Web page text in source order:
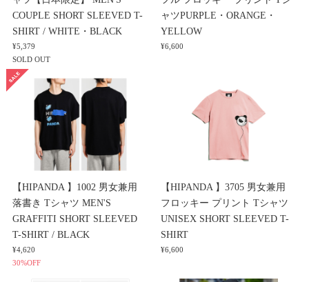
COUPLE SHORT SLEEVED T-
SHIRT / WHITE・BLACK
¥5,379
SOLD OUT
ャツPURPLE・ORANGE・
YELLOW
¥6,600
【HIPANDA 】1002 男女兼用
落書き Tシャツ MEN'S
GRAFFITI SHORT SLEEVED
T-SHIRT / BLACK
¥4,620
30%OFF
【HIPANDA 】3705 男女兼用
フロッキー プリント Tシャツ
UNISEX SHORT SLEEVED T-
SHIRT
¥6,600